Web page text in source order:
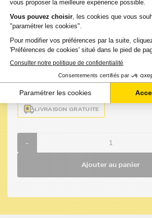
Compatible
:
HP
OFFICEJET
7300
SERIES
:
130
pages
LIVRAISON GRATUITE
-
Ajouter au panier